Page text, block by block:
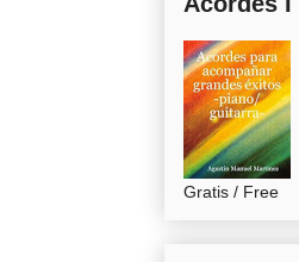
Gratis / Free